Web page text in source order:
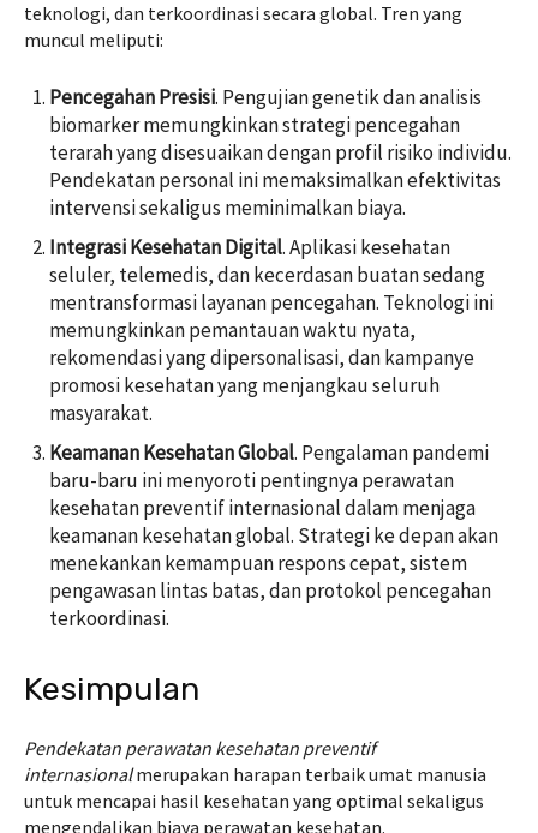
teknologi, dan terkoordinasi secara global. Tren yang
muncul meliputi:
Pencegahan Presisi. Pengujian genetik dan analisis
biomarker memungkinkan strategi pencegahan
terarah yang disesuaikan dengan profil risiko individu.
Pendekatan personal ini memaksimalkan efektivitas
intervensi sekaligus meminimalkan biaya.
Integrasi Kesehatan Digital. Aplikasi kesehatan
seluler, telemedis, dan kecerdasan buatan sedang
mentransformasi layanan pencegahan. Teknologi ini
memungkinkan pemantauan waktu nyata,
rekomendasi yang dipersonalisasi, dan kampanye
promosi kesehatan yang menjangkau seluruh
masyarakat.
Keamanan Kesehatan Global. Pengalaman pandemi
baru-baru ini menyoroti pentingnya perawatan
kesehatan preventif internasional dalam menjaga
keamanan kesehatan global. Strategi ke depan akan
menekankan kemampuan respons cepat, sistem
pengawasan lintas batas, dan protokol pencegahan
terkoordinasi.
Kesimpulan
Pendekatan perawatan kesehatan preventif
internasionalmerupakan harapan terbaik umat manusia
untuk mencapai hasil kesehatan yang optimal sekaligus
mengendalikan biaya perawatan kesehatan.